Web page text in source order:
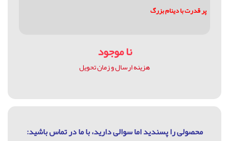
پر قدرت با دینام بزرگ
نا موجود
هزینه ارسال و زمان تحویل
محصولی را پسندید اما سوالی دارید، با ما در تماس باشيد: